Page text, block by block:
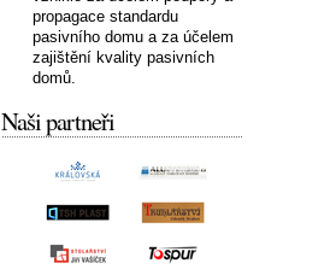
propagace standardu
pasivního domu a za účelem
zajištění kvality pasivních
domů.
Naši partneři